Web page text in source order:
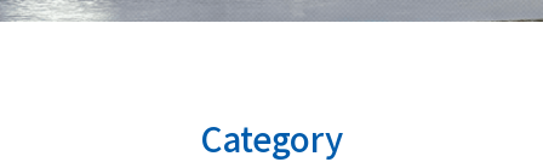
Category